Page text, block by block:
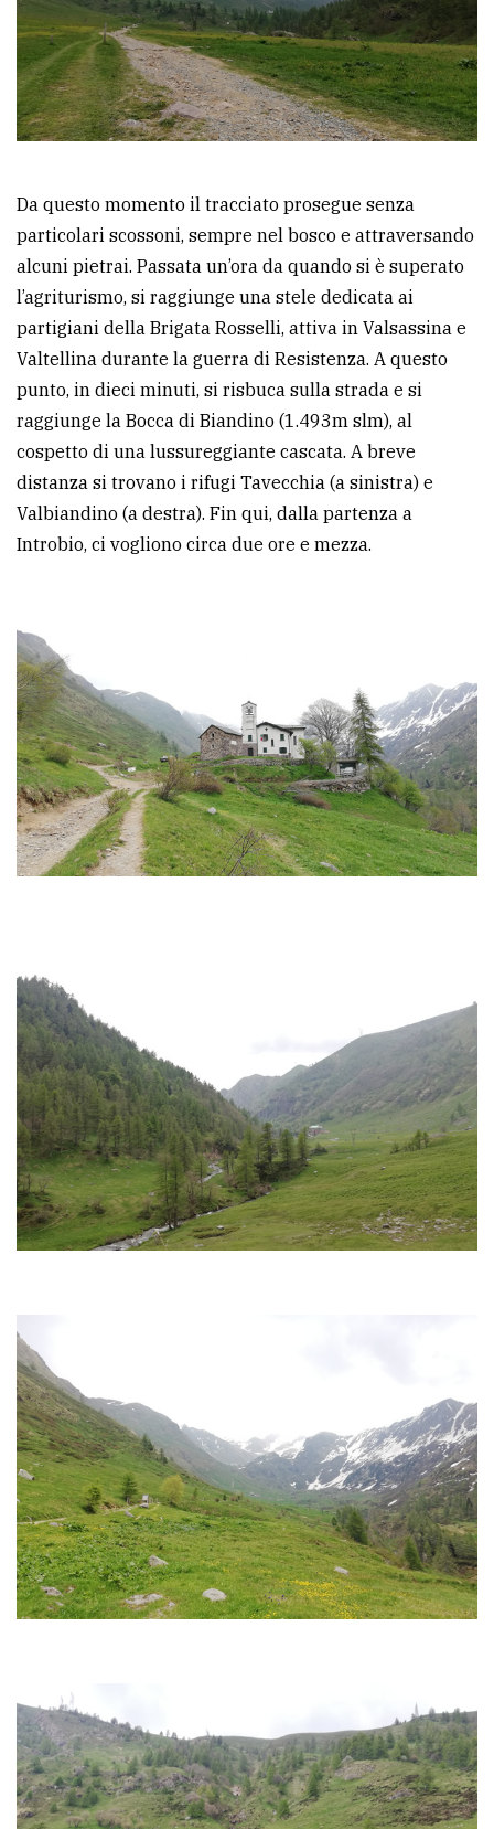
Da questo momento il tracciato prosegue senza
particolari scossoni, sempre nel bosco e attraversando
alcuni pietrai. Passata un’ora da quando si è superato
l’agriturismo, si raggiunge una stele dedicata ai
partigiani della Brigata Rosselli, attiva in Valsassina e
Valtellina durante la guerra di Resistenza. A questo
punto, in dieci minuti, si risbuca sulla strada e si
raggiunge la Bocca di Biandino (1.493m slm), al
cospetto di una lussureggiante cascata. A breve
distanza si trovano i rifugi Tavecchia (a sinistra) e
Valbiandino (a destra). Fin qui, dalla partenza a
Introbio, ci vogliono circa due ore e mezza.